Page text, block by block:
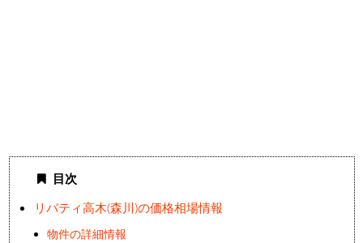
目次
リバティ高木(森川)の価格相場情報
物件の詳細情報